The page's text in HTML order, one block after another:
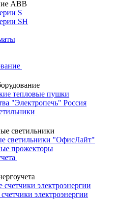
АВВ
S
SH
тепловые пушки
"Электропечь" Россия
светильники
светильники "ОфисЛайт"
прожекторы
электроэнергии
электроэнергии